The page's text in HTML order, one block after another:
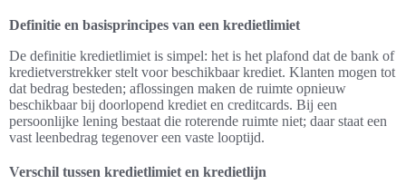
Definitie en basisprincipes van een kredietlimiet
De definitie kredietlimiet is simpel: het is het plafond dat de bank of
kredietverstrekker stelt voor beschikbaar krediet. Klanten mogen tot
dat bedrag besteden; aflossingen maken de ruimte opnieuw
beschikbaar bij doorlopend krediet en creditcards. Bij een
persoonlijke lening bestaat die roterende ruimte niet; daar staat een
vast leenbedrag tegenover een vaste looptijd.
Verschil tussen kredietlimiet en kredietlijn